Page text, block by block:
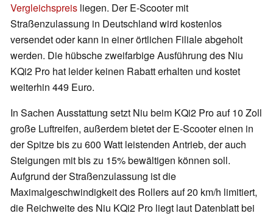
Vergleichspreis liegen. Der E-Scooter mit
Straßenzulassung in Deutschland wird kostenlos
versendet oder kann in einer örtlichen Filiale abgeholt
werden. Die hübsche zweifarbige Ausführung des Niu
KQi2 Pro hat leider keinen Rabatt erhalten und kostet
weiterhin 449 Euro.
In Sachen Ausstattung setzt Niu beim KQi2 Pro auf 10 Zoll
große Luftreifen, außerdem bietet der E-Scooter einen in
der Spitze bis zu 600 Watt leistenden Antrieb, der auch
Steigungen mit bis zu 15% bewältigen können soll.
Aufgrund der Straßenzulassung ist die
Maximalgeschwindigkeit des Rollers auf 20 km/h limitiert,
die Reichweite des Niu KQi2 Pro liegt laut Datenblatt bei